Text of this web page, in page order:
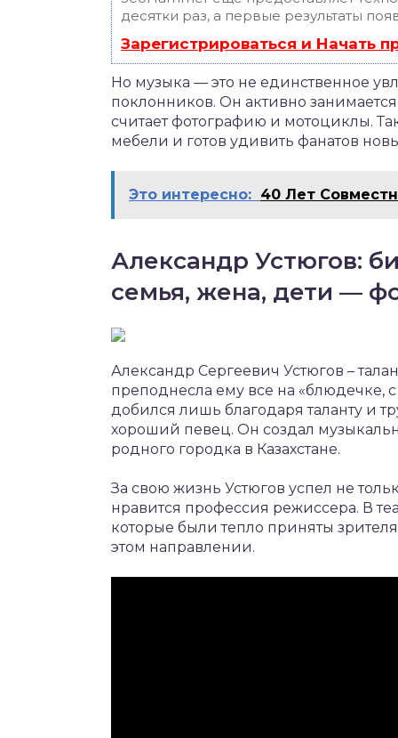
десятки раз, а первые результаты
Зарегистрироваться и Начать
Но музыка — это не единственное
поклонников. Он активно
считает фотографию и мотоциклы.
мебели и готов удивить фанатов
Это интересно: 40 Лет
Александр Устюгов:
семья, жена, дети —
Александр Сергеевич Устюгов –
преподнесла ему все на «блюдечке,
добился лишь благодаря таланту и
хороший певец. Он создал
родного городка в Казахстане.
За свою жизнь Устюгов успел не
нравится профессия режиссера. В
которые были тепло приняты
этом направлении.